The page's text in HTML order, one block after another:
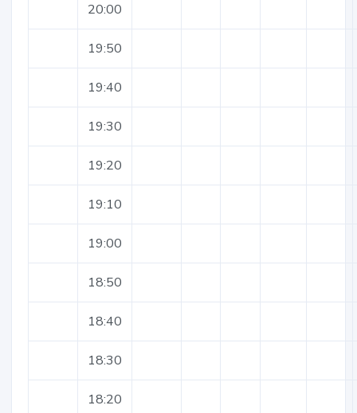
20:00
19:50
19:40
19:30
19:20
19:10
19:00
18:50
18:40
18:30
18:20